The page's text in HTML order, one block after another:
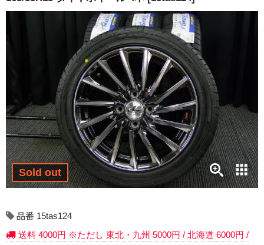
15インチ：冬タイヤホイール
16インチ：冬タイヤホイール
17インチ：冬タイヤホイール
18インチ：冬タイヤホイール
19インチ：冬タイヤホイール
20インチ：冬タイヤホイール
Sold out
品番 15tas124
送料 4000円 ※ただし 東北・九州 5000円 / 北海道 6000円 /